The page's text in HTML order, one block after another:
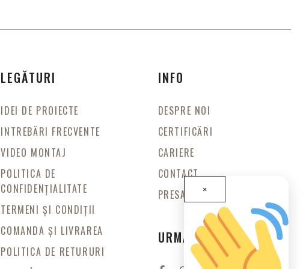
LEGĂTURI
IDEI DE PROIECTE
INTREBĂRI FRECVENTE
VIDEO MONTAJ
POLITICA DE
CONFIDENȚIALITATE
TERMENI ȘI CONDIȚII
COMANDA ȘI LIVRAREA
POLITICA DE RETURURI
INFO
DESPRE NOI
CERTIFICĂRI
CARIERE
CONTACT
PRESA
URMARESTE-NE
×